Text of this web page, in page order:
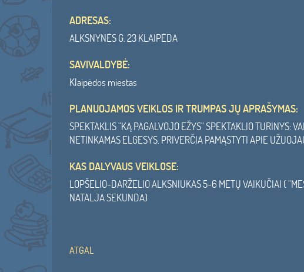
ADRESAS:
ALKSNYNĖS G. 23 KLAIPĖDA
SAVIVALDYBĖ:
Klaipėdos miestas
PLANUOJAMOS VEIKLOS IR TRUMPAS JŲ APRAŠYMAS:
SPEKTAKLIS "KĄ PAGALVOJO EŽYS" SPEKTAKLIO TURINYS:
NETINKAMAS ELGESYS. PRIVERČIA PAMĄSTYTI APIE
KAS DALYVAUS VEIKLOSE:
LOPŠELIO-DARŽELIO ALKSNIUKAS 5-6 METŲ VAIKUČIAI (
NATALJA SEKUNDA)
ATGAL